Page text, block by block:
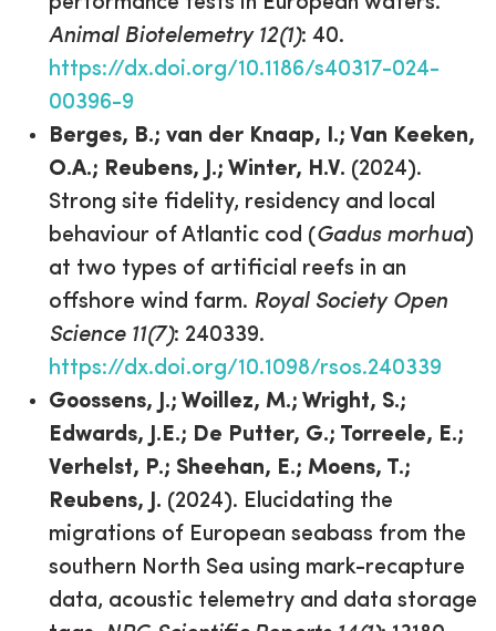
Animal Biotelemetry 12(1): 40.
https://dx.doi.org/10.1186/s40317-024-
00396-9
Berges, B.; van der Knaap, I.; Van Keeken,
O.A.; Reubens, J.; Winter, H.V. (2024).
Strong site fidelity, residency and local
behaviour of Atlantic cod (Gadus morhua)
at two types of artificial reefs in an
offshore wind farm. Royal Society Open
Science 11(7): 240339.
https://dx.doi.org/10.1098/rsos.240339
Goossens, J.; Woillez, M.; Wright, S.;
Edwards, J.E.; De Putter, G.; Torreele, E.;
Verhelst, P.; Sheehan, E.; Moens, T.;
Reubens, J. (2024). Elucidating the
migrations of European seabass from the
southern North Sea using mark-recapture
data, acoustic telemetry and data storage